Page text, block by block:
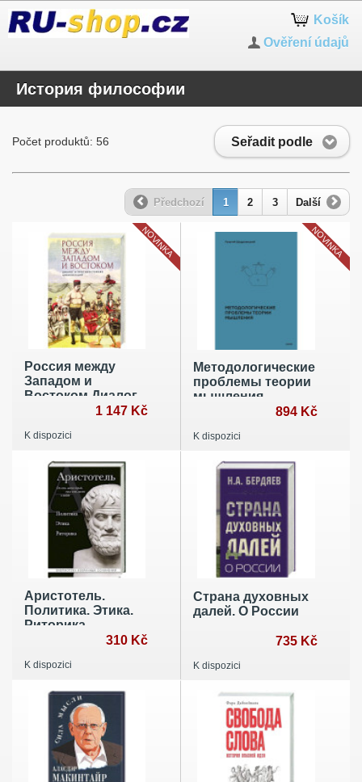
Košík
Ověření údajů
История философии
Seřadit podle
Počet produktů: 56
Předchozí 1 2 3 Další
Россия между
Западом и
Востоком.Диалог
и противостояние
1 147 Kč
K dispozici
NOVINKA
Методологические
проблемы теории
мышления
894 Kč
K dispozici
NOVINKA
Аристотель.
Политика. Этика.
Риторика.
310 Kč
K dispozici
Страна духовных
далей. О России
735 Kč
K dispozici